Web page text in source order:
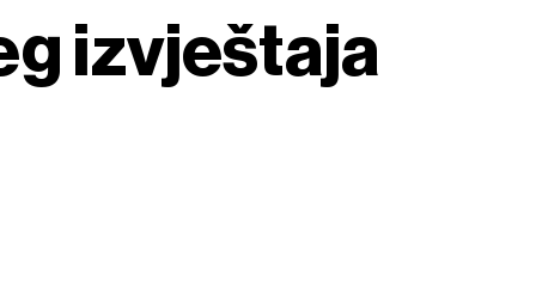
izvještaja